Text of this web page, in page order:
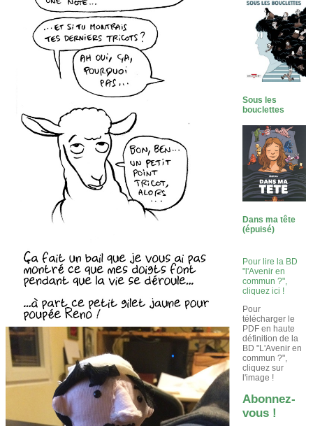
Sous les
bouclettes
Dans ma tête
(épuisé)
Pour lire la BD
"l'Avenir en
commun ?",
cliquez ici !
Pour
télécharger le
PDF en haute
définition de la
BD "L'Avenir en
commun ?",
cliquez sur
l'image !
Abonnez-
vous !